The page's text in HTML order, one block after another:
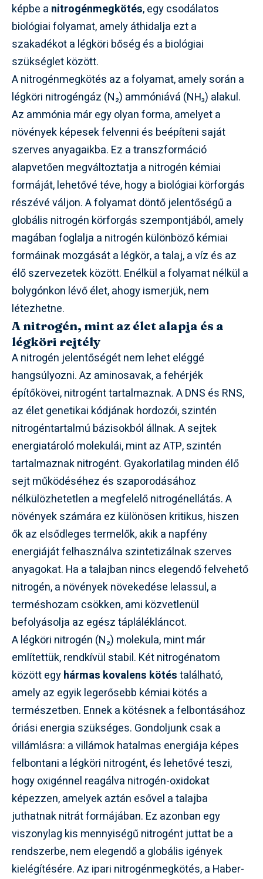
képbe a nitrogénmegkötés, egy csodálatos
biológiai folyamat, amely áthidalja ezt a
szakadékot a légköri bőség és a biológiai
szükséglet között.
A nitrogénmegkötés az a folyamat, amely során a
légköri nitrogéngáz (N₂) ammóniává (NH₃) alakul.
Az ammónia már egy olyan forma, amelyet a
növények képesek felvenni és beépíteni saját
szerves anyagaikba. Ez a transzformáció
alapvetően megváltoztatja a nitrogén kémiai
formáját, lehetővé téve, hogy a biológiai körforgás
részévé váljon. A folyamat döntő jelentőségű a
globális nitrogén körforgás szempontjából, amely
magában foglalja a nitrogén különböző kémiai
formáinak mozgását a légkör, a talaj, a víz és az
élő szervezetek között. Enélkül a folyamat nélkül a
bolygónkon lévő élet, ahogy ismerjük, nem
létezhetne.
A nitrogén, mint az élet alapja és a
légköri rejtély
A nitrogén jelentőségét nem lehet eléggé
hangsúlyozni. Az aminosavak, a fehérjék
építőkövei, nitrogént tartalmaznak. A DNS és RNS,
az élet genetikai kódjának hordozói, szintén
nitrogéntartalmú bázisokból állnak. A sejtek
energiatároló molekulái, mint az ATP, szintén
tartalmaznak nitrogént. Gyakorlatilag minden élő
sejt működéséhez és szaporodásához
nélkülözhetetlen a megfelelő nitrogénellátás. A
növények számára ez különösen kritikus, hiszen
ők az elsődleges termelők, akik a napfény
energiáját felhasználva szintetizálnak szerves
anyagokat. Ha a talajban nincs elegendő felvehető
nitrogén, a növények növekedése lelassul, a
terméshozam csökken, ami közvetlenül
befolyásolja az egész táplálékláncot.
A légköri nitrogén (N₂) molekula, mint már
említettük, rendkívül stabil. Két nitrogénatom
között egyhármas kovalens kötéstalálható,
amely az egyik legerősebb kémiai kötés a
természetben. Ennek a kötésnek a felbontásához
óriási energia szükséges. Gondoljunk csak a
villámlásra: a villámok hatalmas energiája képes
felbontani a légköri nitrogént, és lehetővé teszi,
hogy oxigénnel reagálva nitrogén-oxidokat
képezzen, amelyek aztán esővel a talajba
juthatnak nitrát formájában. Ez azonban egy
viszonylag kis mennyiségű nitrogént juttat be a
rendszerbe, nem elegendő a globális igények
kielégítésére. Az ipari nitrogénmegkötés, a Haber-